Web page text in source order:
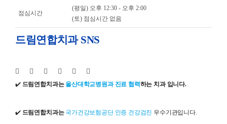
점심시간
(평일) 오후 12:30 - 오후 2:00
(토) 점심시간 없음
드림연합치과 SNS
✔️ 드림연합치과는 울산대학교병원과 진료 협력하는 치과 입니다.
✔️ 드림연합치과는 국가건강보험공단 인증 건강검진 우수기관입니다.